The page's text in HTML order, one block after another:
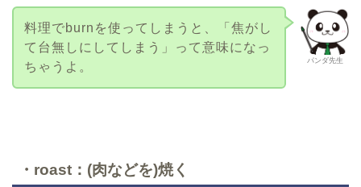
パンダ先生
料理でburnを使ってしまうと、「焦がし
て台無しにしてしまう」って意味になっ
ちゃうよ。
・roast：(肉などを)焼く